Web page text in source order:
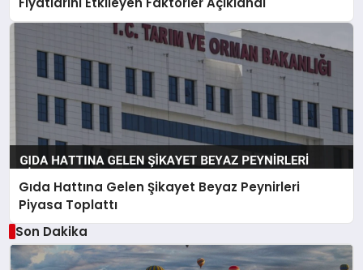
Gıda Hattına Gelen Şikayet Beyaz Peynirleri
Piyasa Toplattı
Son Dakika